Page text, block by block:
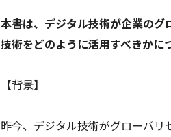
本書は、デジタル技術が企業の
技術をどのように活用すべきかに
【背景】
昨今、デジタル技術がグローバリ